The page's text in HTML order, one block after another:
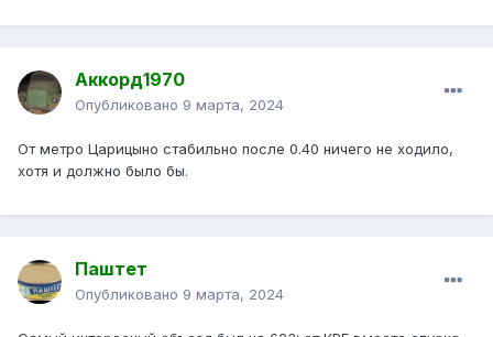
Аккорд1970
Опубликовано 9 марта, 2024
От метро Царицыно стабильно после 0.40 ничего не ходило,
хотя и должно было бы.
Паштет
Опубликовано 9 марта, 2024